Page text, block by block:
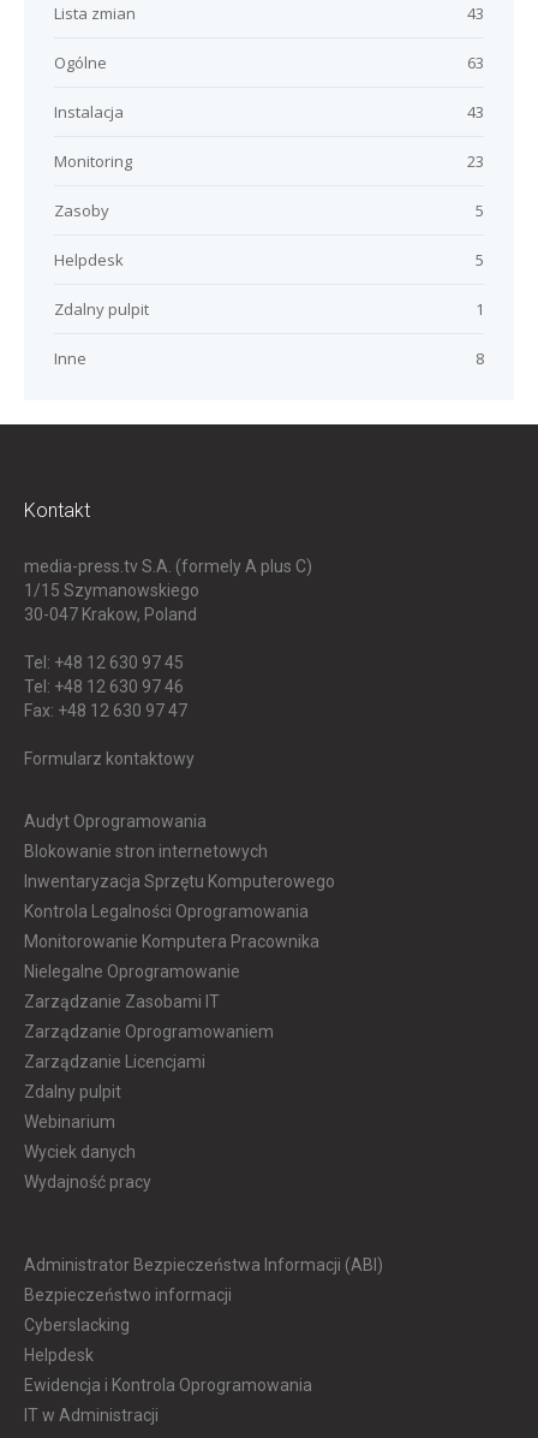
43
Lista zmian
63
Ogólne
43
Instalacja
23
Monitoring
5
Zasoby
5
Helpdesk
1
Zdalny pulpit
8
Inne
Kontakt
media-press.tv S.A. (formely A plus C)
1/15 Szymanowskiego
30-047 Krakow, Poland
Tel: +48 12 630 97 45
Tel: +48 12 630 97 46
Fax: +48 12 630 97 47
Formularz kontaktowy
Audyt Oprogramowania
Blokowanie stron internetowych
Inwentaryzacja Sprzętu Komputerowego
Kontrola Legalności Oprogramowania
Monitorowanie Komputera Pracownika
Nielegalne Oprogramowanie
Zarządzanie Zasobami IT
Zarządzanie Oprogramowaniem
Zarządzanie Licencjami
Zdalny pulpit
Webinarium
Wyciek danych
Wydajność pracy
Administrator Bezpieczeństwa Informacji (ABI)
Bezpieczeństwo informacji
Cyberslacking
Helpdesk
Ewidencja i Kontrola Oprogramowania
IT w Administracji